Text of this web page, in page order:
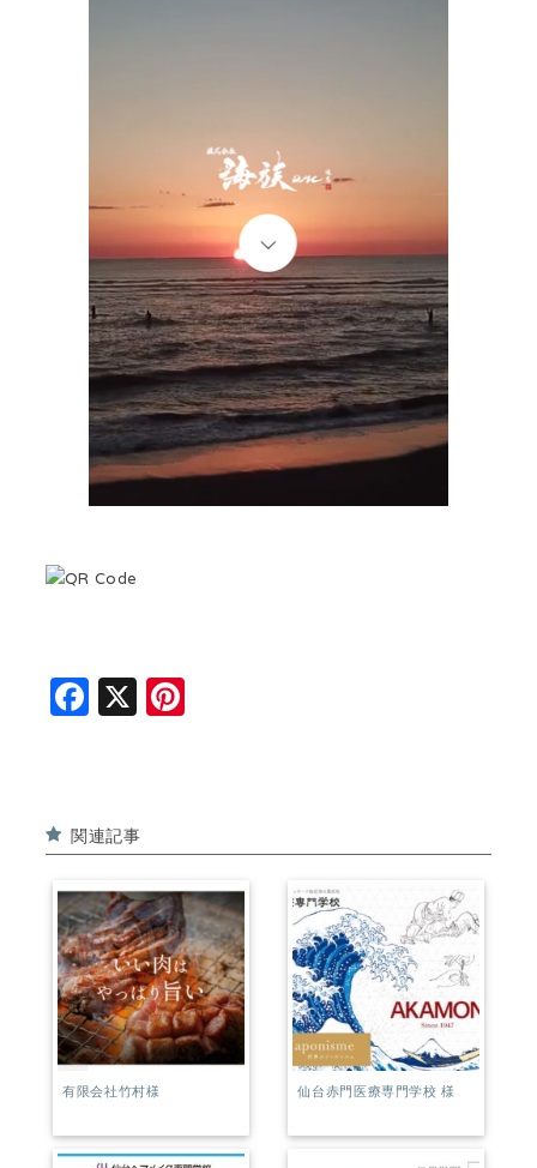
F
b
o
o
k
X Pi
r
e
st
関連記事
有限会社竹村様 仙台赤門医療専門学校 様